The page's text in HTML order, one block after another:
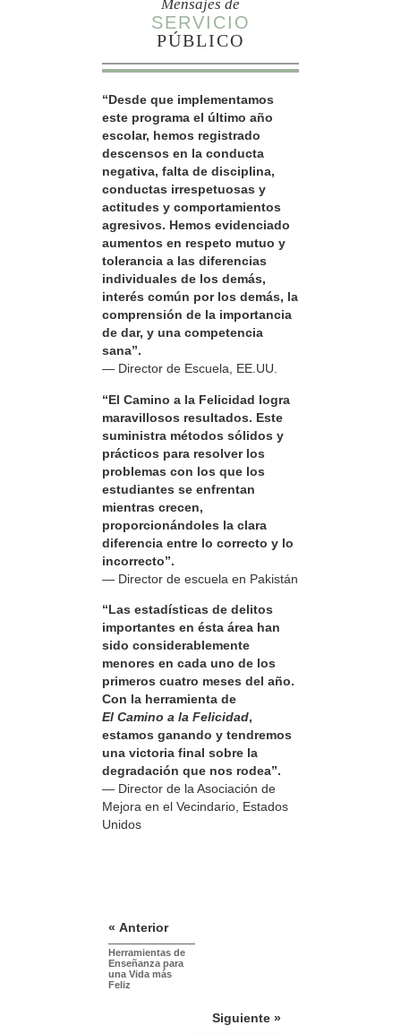
Mensajes de
SERVICIO
PÚBLICO
“Desde que implementamos
este programa el último año
escolar, hemos registrado
descensos en la conducta
negativa, falta de disciplina,
conductas irrespetuosas y
actitudes y comportamientos
agresivos. Hemos evidenciado
aumentos en respeto mutuo y
tolerancia a las diferencias
individuales de los demás,
interés común por los demás, la
comprensión de la importancia
de dar, y una competencia
sana”.
— Director de Escuela, EE.UU.
“El Camino a la Felicidad logra
maravillosos resultados. Este
suministra métodos sólidos y
prácticos para resolver los
problemas con los que los
estudiantes se enfrentan
mientras crecen,
proporcionándoles la clara
diferencia entre lo correcto y lo
incorrecto”.
— Director de escuela en Pakistán
“Las estadísticas de delitos
importantes en ésta área han
sido considerablemente
menores en cada uno de los
primeros cuatro meses del año.
Con la herramienta de
El Camino a la Felicidad,
estamos ganando y tendremos
una victoria final sobre la
degradación que nos rodea”.
— Director de la Asociación de
Mejora en el Vecindario, Estados
Unidos
« Anterior
Herramientas de
Enseñanza para
una Vida más
Feliz
Siguiente »